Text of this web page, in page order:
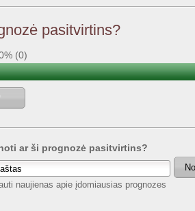
pasitvirtins?
(0)
ar ši prognozė pasitvirtins?
naujienas apie įdomiausias prognozes